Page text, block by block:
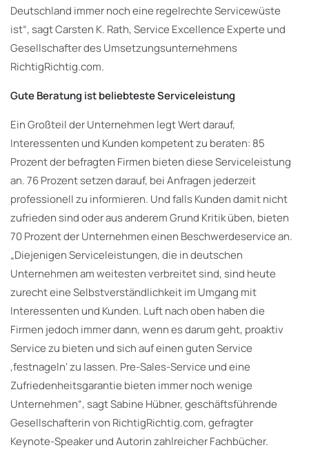
Deutschland immer noch eine regelrechte Servicewüste
ist“, sagt Carsten K. Rath, Service Excellence Experte und
Gesellschafter des Umsetzungsunternehmens
RichtigRichtig.com.
Gute Beratung ist beliebteste Serviceleistung
Ein Großteil der Unternehmen legt Wert darauf,
Interessenten und Kunden kompetent zu beraten: 85
Prozent der befragten Firmen bieten diese Serviceleistung
an. 76 Prozent setzen darauf, bei Anfragen jederzeit
professionell zu informieren. Und falls Kunden damit nicht
zufrieden sind oder aus anderem Grund Kritik üben, bieten
70 Prozent der Unternehmen einen Beschwerdeservice an.
„Diejenigen Serviceleistungen, die in deutschen
Unternehmen am weitesten verbreitet sind, sind heute
zurecht eine Selbstverständlichkeit im Umgang mit
Interessenten und Kunden. Luft nach oben haben die
Firmen jedoch immer dann, wenn es darum geht, proaktiv
Service zu bieten und sich auf einen guten Service
‚festnageln‘ zu lassen. Pre-Sales-Service und eine
Zufriedenheitsgarantie bieten immer noch wenige
Unternehmen“, sagt Sabine Hübner, geschäftsführende
Gesellschafterin von RichtigRichtig.com, gefragter
Keynote-Speaker und Autorin zahlreicher Fachbücher.